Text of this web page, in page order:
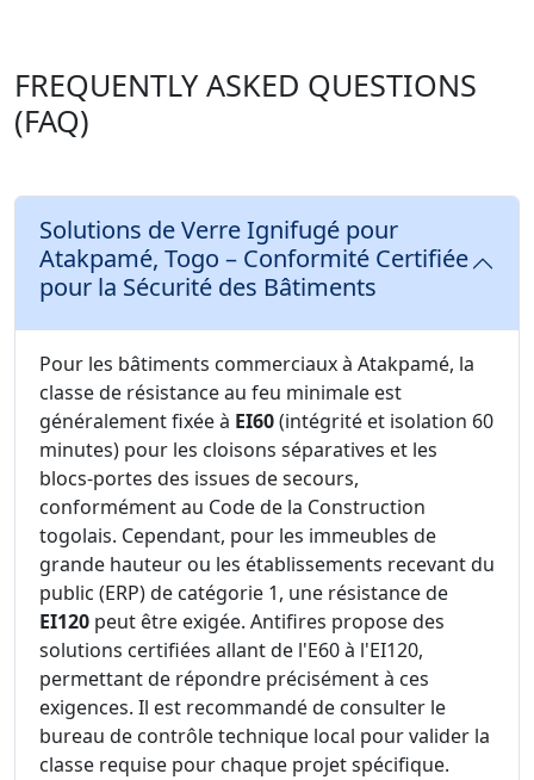
FREQUENTLY ASKED QUESTIONS
(FAQ)
Solutions de Verre Ignifugé pour
Atakpamé, Togo – Conformité Certifiée
pour la Sécurité des Bâtiments
Pour les bâtiments commerciaux à Atakpamé, la
classe de résistance au feu minimale est
généralement fixée à EI60(intégrité et isolation 60
minutes) pour les cloisons séparatives et les
blocs-portes des issues de secours,
conformément au Code de la Construction
togolais. Cependant, pour les immeubles de
grande hauteur ou les établissements recevant du
public (ERP) de catégorie 1, une résistance de
EI120 peut être exigée. Antifires propose des
solutions certifiées allant de l'E60 à l'EI120,
permettant de répondre précisément à ces
exigences. Il est recommandé de consulter le
bureau de contrôle technique local pour valider la
classe requise pour chaque projet spécifique.